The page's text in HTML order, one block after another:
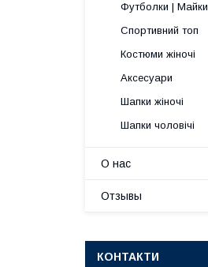
Футболки | Майки
Спортивний топ
Костюми жіночі
Аксесуари
Шапки жіночі
Шапки чоловічі
О нас
Отзывы
КОНТАКТИ